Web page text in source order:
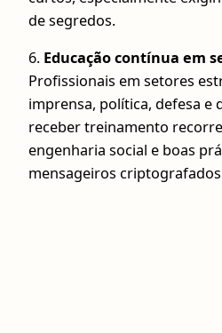
de segredos.
6. Educação contínua em
Profissionais em setores
imprensa, política, defesa e
receber treinamento
engenharia social e boas
mensageiros